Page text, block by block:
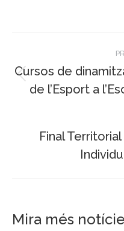
navigation
Cursos de
de l’Esport a
Final
Mira més